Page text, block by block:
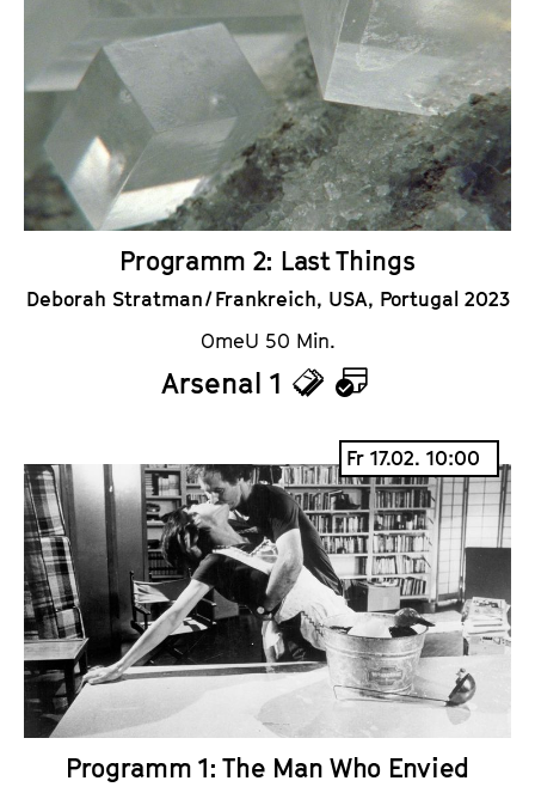
k
e
t
s
e
n
d
e
r
Programm 2: Last Things
Deborah Stratman / Frankreich, USA, Portugal 2023
OmeU 50 Min.
Arsenal 1
T
c
k
e
t
s
K
a
l
e
n
d
e
r
Fr 17.02. 10:00
Programm 1: The Man Who Envied